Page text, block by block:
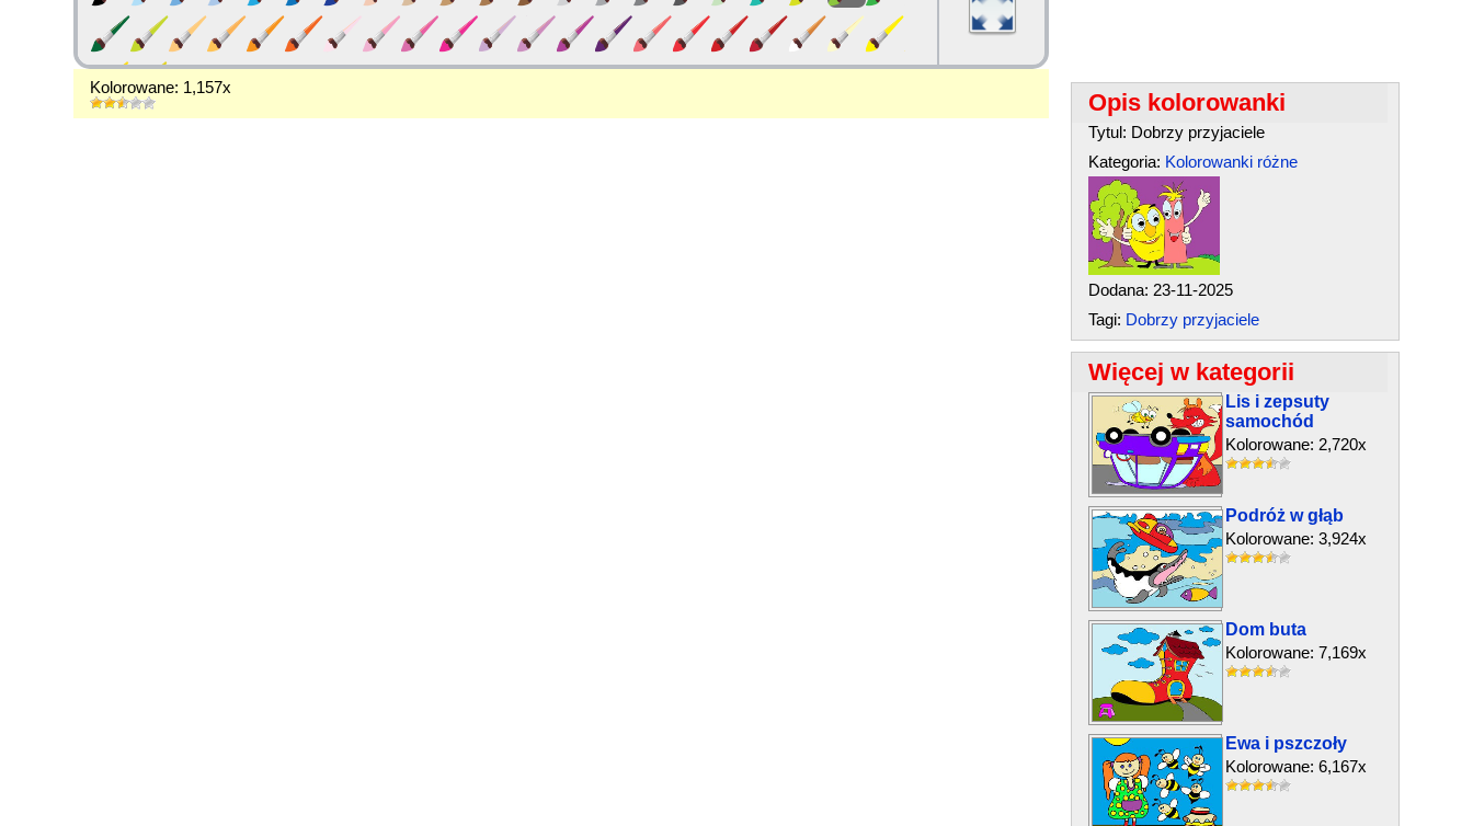
Kolorowane: 1,157x
Opis kolorowanki
Tytul: Dobrzy przyjaciele
Kategoria: Kolorowanki różne
Dodana: 23-11-2025
Tagi: Dobrzy przyjaciele
Więcej w kategorii
Lis i zepsuty
samochód
Kolorowane: 2,720x
Podróż w głąb
Kolorowane: 3,924x
Dom buta
Kolorowane: 7,169x
Ewa i pszczoły
Kolorowane: 6,167x